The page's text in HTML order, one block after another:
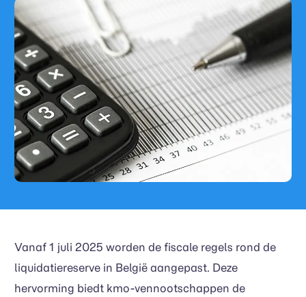
Vanaf 1 juli 2025 worden de fiscale regels rond de
liquidatiereserve in België aangepast. Deze
hervorming biedt kmo-vennootschappen de